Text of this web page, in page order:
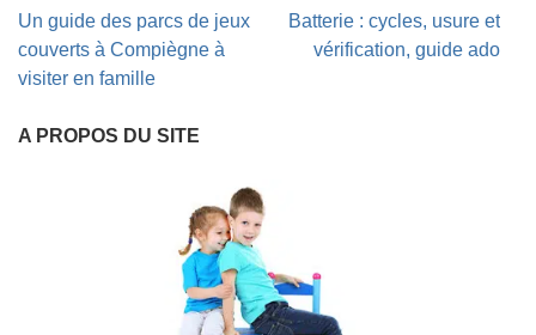
Navigation
de
l’article
Un guide des parcs de jeux
couverts à Compiègne à
visiter en famille
Batterie : cycles, usure et
vérification, guide ado
A PROPOS DU SITE